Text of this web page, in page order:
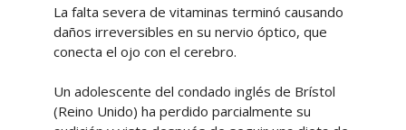
La falta severa de vitaminas terminó causando
daños irreversibles en su nervio óptico, que
conecta el ojo con el cerebro.
Un adolescente del condado inglés de Brístol
(Reino Unido) ha perdido parcialmente su